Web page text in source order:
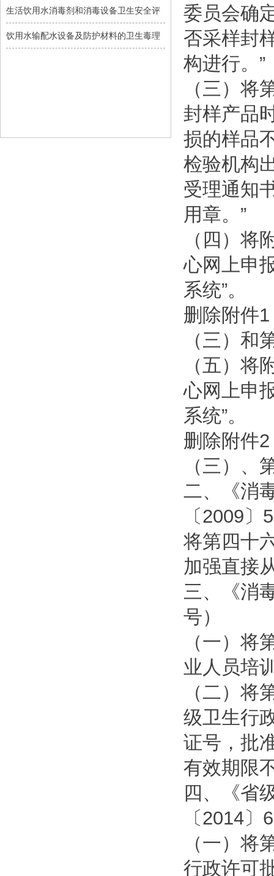
生活饮用水消毒剂和消毒设备卫生安全评
饮用水输配水设备及防护材料的卫生毒理
委员会确
否采样封
构进行。”
（三）将
封样产品
损的样品
检验机构
受理通知
用章。”
（四）将
心网上申
系统”。
删除附件
（三）和
（五）将
心网上申
系统”。
删除附件
（三）、
二、《消
〔2009〕
将第四十
加强直接
三、《消
号）
（一）将
业人员培
（二）将
级卫生行
证号，批
有效期限
四、《省
〔2014〕
（一）将
行政许可